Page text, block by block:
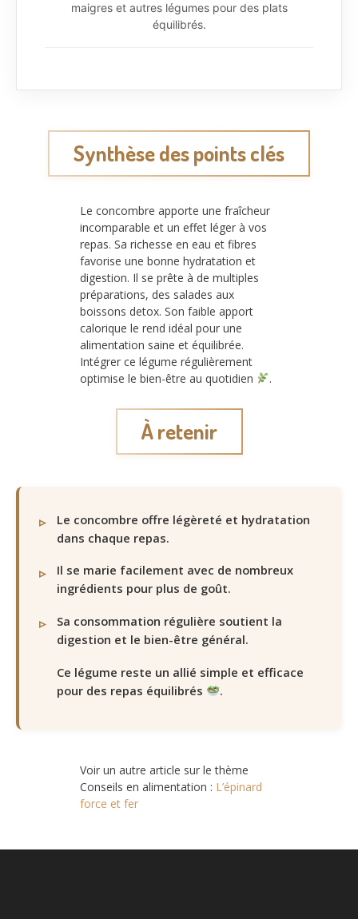
maigres et autres légumes pour des plats
équilibrés.
Synthèse des points clés
Le concombre apporte une fraîcheur
incomparable et un effet léger à vos
repas. Sa richesse en eau et fibres
favorise une bonne hydratation et
digestion. Il se prête à de multiples
préparations, des salades aux
boissons detox. Son faible apport
calorique le rend idéal pour une
alimentation saine et équilibrée.
Intégrer ce légume régulièrement
optimise le bien-être au quotidien
.
À retenir
Le concombre offre légèreté et hydratation
dans chaque repas.
Il se marie facilement avec de nombreux
ingrédients pour plus de goût.
Sa consommation régulière soutient la
digestion et le bien-être général.
Ce légume reste un allié simple et efficace
pour des repas équilibrés
.
Voir un autre article sur le thème
Conseils en alimentation : L’épinard
force et fer